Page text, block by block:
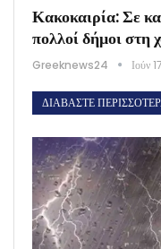
Κακοκαιρία: Σε
πολλοί δήμοι στη
Greeknews24 Ιούν
ΔΙΑΒΆΣΤΕ